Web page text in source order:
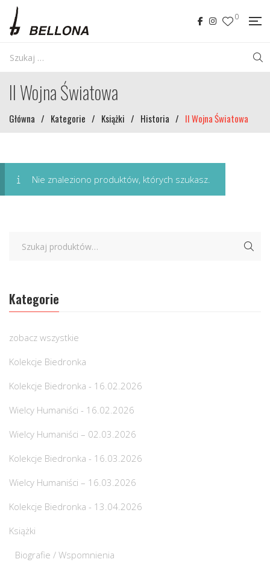
0
II Wojna Światowa
Główna / Kategorie / Książki / Historia / II Wojna Światowa
Nie znaleziono produktów, których szukasz.
Kategorie
zobacz wszystkie
Kolekcje Biedronka
Kolekcje Biedronka - 16.02.2026
Wielcy Humaniści - 16.02.2026
Wielcy Humaniści – 02.03.2026
Kolekcje Biedronka - 16.03.2026
Wielcy Humaniści – 16.03.2026
Kolekcje Biedronka - 13.04.2026
Książki
Biografie / Wspomnienia